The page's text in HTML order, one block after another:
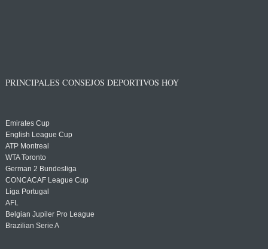
PRINCIPALES CONSEJOS DEPORTIVOS HOY
Emirates Cup
English League Cup
ATP Montreal
WTA Toronto
German 2 Bundesliga
CONCACAF League Cup
Liga Portugal
AFL
Belgian Jupiler Pro League
Brazilian Serie A